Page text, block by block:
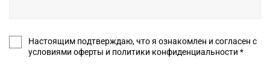
Настоящим подтверждаю, что я ознакомлен и согласен с
условиями оферты и политики конфиденциальности *